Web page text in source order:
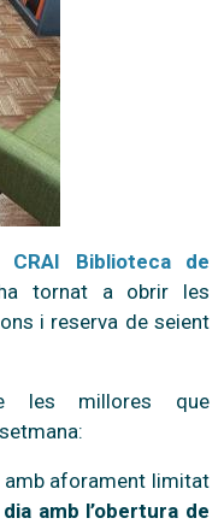
CRAI Biblioteca de
tornat a obrir les
i reserva de seient
les millores que
amb aforament limitat
amb l’obertura de